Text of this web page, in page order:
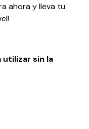
ahora y lleva tu
utilizar sin la